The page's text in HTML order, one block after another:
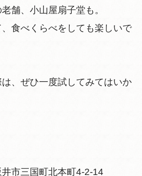
舗、小山屋扇子堂も。
食べくらべをしても楽しいで
、ぜひ一度試してみてはいか
市三国町北本町4-2-14